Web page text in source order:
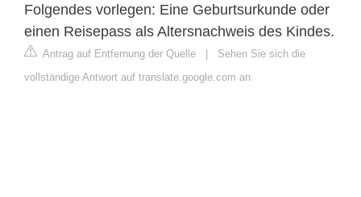
Folgendes vorlegen: Eine Geburtsurkunde oder
einen Reisepass als Altersnachweis des Kindes.
Antrag auf Entfernung der Quelle | Sehen Sie sich die
vollständige Antwort auf translate.google.com an